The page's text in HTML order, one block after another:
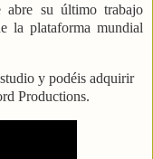
abre su último trabajo
la plataforma mundial
y podéis adquirir
Productions.